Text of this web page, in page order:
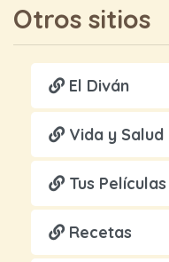
Otros sitios
El Diván
Vida y Salud
Tus
Recetas